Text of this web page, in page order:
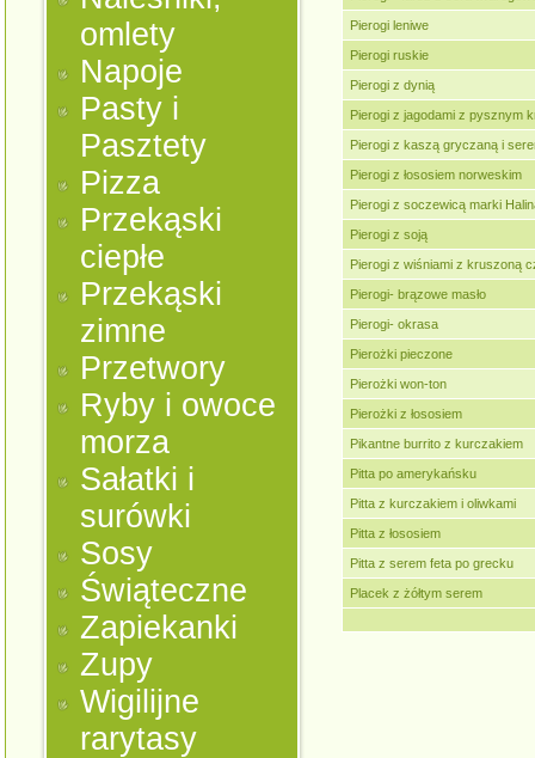
omlety
Napoje
Pasty i
Pasztety
Pizza
Przekąski
ciepłe
Przekąski
zimne
Przetwory
Ryby i owoce
morza
Sałatki i
surówki
Sosy
Świąteczne
Zapiekanki
Zupy
Wigilijne
rarytasy
Pierogi leniwe
Pierogi ruskie
Pierogi z dynią
Pierogi z jagodami z pysznym
Pierogi z kaszą gryczaną i
Pierogi z łososiem norweskim
Pierogi z soczewicą marki
Pierogi z soją
Pierogi z wiśniami z kruszoną
Pierogi- brązowe masło
Pierogi- okrasa
Pierożki pieczone
Pierożki won-ton
Pierożki z łososiem
Pikantne burrito z kurczakiem
Pitta po amerykańsku
Pitta z kurczakiem i oliwkami
Pitta z łososiem
Pitta z serem feta po grecku
Placek z żółtym serem